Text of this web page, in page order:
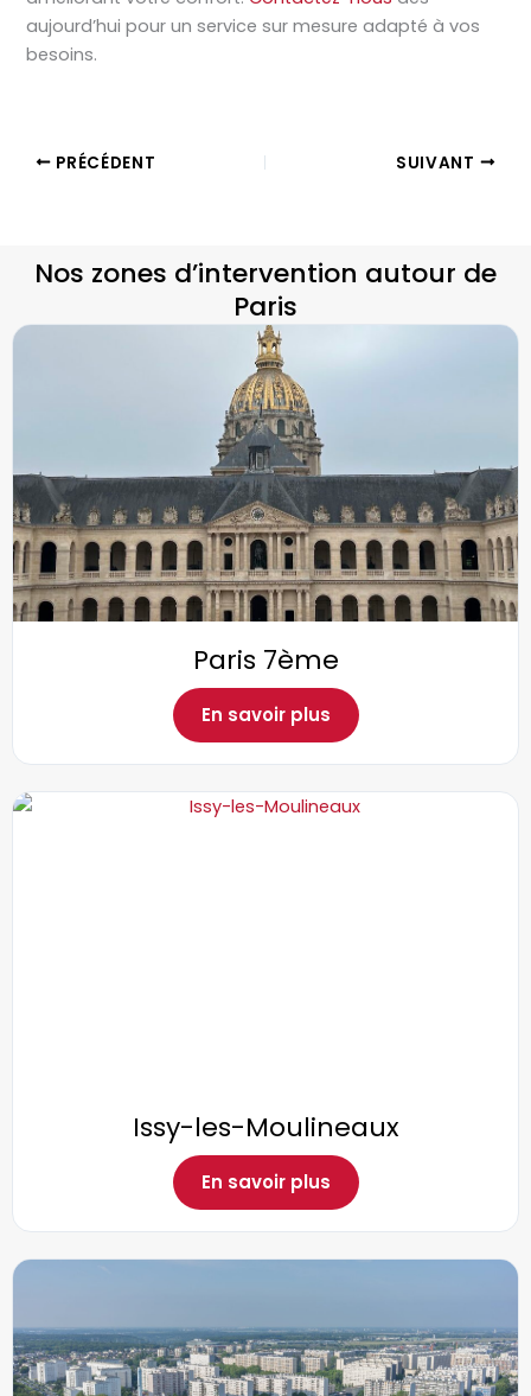
aujourd’hui pour un service sur mesure adapté à vos
besoins.
PRÉCÉDENT SUIVANT
Nos zones d’intervention autour de
Paris
Paris 7ème
En savoir plus
Issy-les-Moulineaux
En savoir plus